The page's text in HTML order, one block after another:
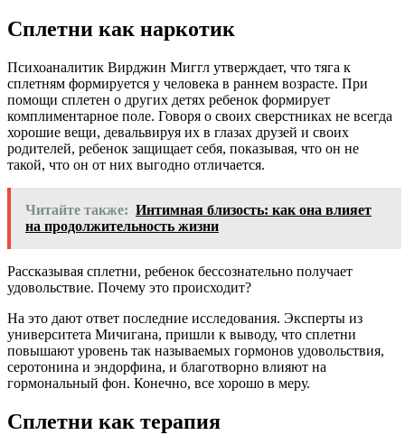
Сплетни как наркотик
Психоаналитик Вирджин Миггл утверждает, что тяга к
сплетням формируется у человека в раннем возрасте. При
помощи сплетен о других детях ребенок формирует
комплиментарное поле. Говоря о своих сверстниках не всегда
хорошие вещи, девальвируя их в глазах друзей и своих
родителей, ребенок защищает себя, показывая, что он не
такой, что он от них выгодно отличается.
Читайте также: Интимная близость: как она влияет
на продолжительность жизни
Рассказывая сплетни, ребенок бессознательно получает
удовольствие. Почему это происходит?
На это дают ответ последние исследования. Эксперты из
университета Мичигана, пришли к выводу, что сплетни
повышают уровень так называемых гормонов удовольствия,
серотонина и эндорфина, и благотворно влияют на
гормональный фон. Конечно, все хорошо в меру.
Сплетни как терапия